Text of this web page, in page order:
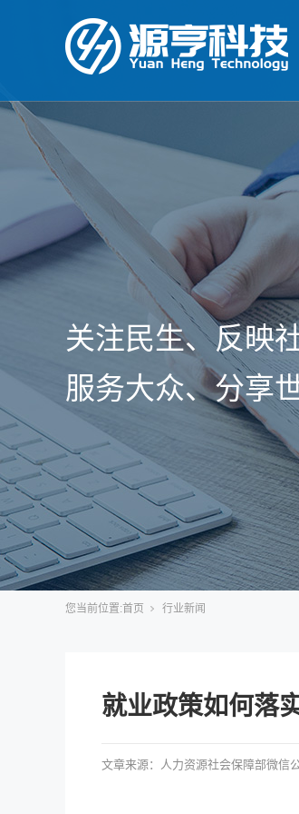
关注民生、反映
服务大众、分享
您当前位置:首页 行业新闻
就业政策如何落
文章来源： 人力资源社会保障部微信